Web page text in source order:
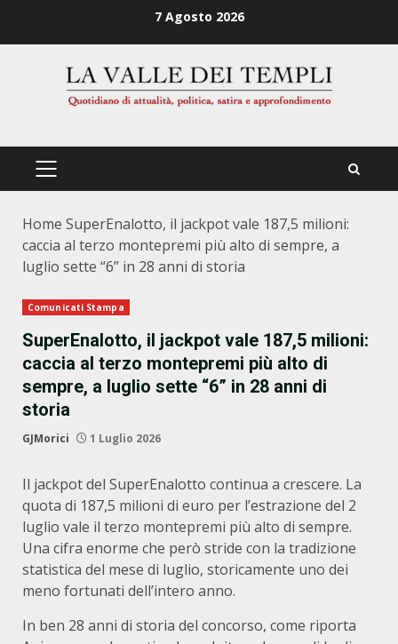
7 Agosto 2026
PRIMÄRES
Home SuperEnalotto, il jackpot vale 187,5 milioni:
caccia al terzo montepremi più alto di sempre, a
luglio sette “6” in 28 anni di storia
Comunicati Stampa
SuperEnalotto, il jackpot vale 187,5 milioni:
caccia al terzo montepremi più alto di
sempre, a luglio sette “6” in 28 anni di
storia
GJMorici 1 Luglio 2026
Il jackpot del SuperEnalotto continua a crescere. La
quota di 187,5 milioni di euro per l’estrazione del 2
luglio vale il terzo montepremi più alto di sempre.
Una cifra enorme che però stride con la tradizione
statistica del mese di luglio, storicamente uno dei
meno fortunati dell’intero anno.
In ben 28 anni di storia del concorso, come riporta